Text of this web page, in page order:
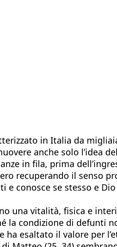
in Italia da
anche solo l’idea
in fila, prima
recuperando il senso
e conosce se stesso e
una vitalità, fisica e
la condizione di defunti
esaltato il valore per